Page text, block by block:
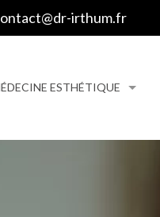
irthum.fr
ESTHÉTIQUE